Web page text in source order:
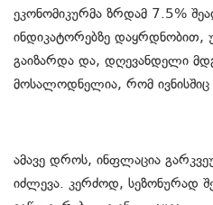
ეკონომიკურმა ზრდამ 7.5%
ინდიკატორებზე დაყრდნობით,
გაიზარდა და, დღევანდელი
მოსალოდნელია, რომ
ამავე დროს, ინფლაცია
იძლევა. კერძოდ, სეზონურად